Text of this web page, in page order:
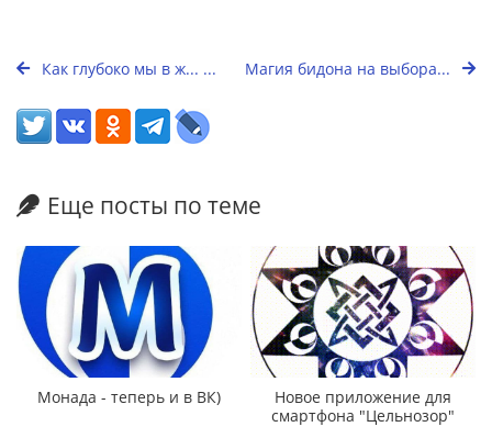
Как глубоко мы в ж... ... Магия бидона на выбора...
Еще посты по теме
Монада - теперь и в ВК)
Новое приложение для
смартфона "Цельнозор"